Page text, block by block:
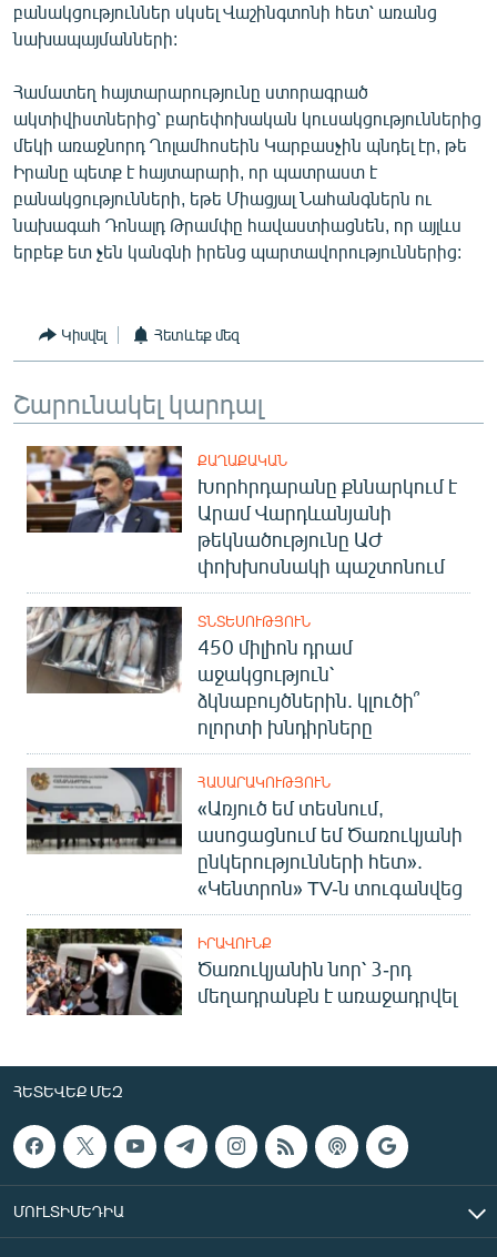
«Ազատության» բոլոր կայքերը
բանակցություններ սկսել Վաշինգտոնի հետ՝ առանց
նախապայմանների:
Համատեղ հայտարարությունը ստորագրած
ակտիվիստներից՝ բարեփոխական կուսակցություններից
մեկի առաջնորդ Ղոլամհոսեին Կարբասչին պնդել էր, թե
Իրանը պետք է հայտարարի, որ պատրաստ է
բանակցությունների, եթե Միացյալ Նահանգներն ու
նախագահ Դոնալդ Թրամփը հավաստիացնեն, որ այլևս
երբեք ետ չեն կանգնի իրենց պարտավորություններից:
Կիսվել Հետևեք մեզ
Շարունակել կարդալ
ՔԱՂԱՔԱԿԱՆ
Խորհրդարանը քննարկում է
Արամ Վարդևանյանի
թեկնածությունը ԱԺ
փոխխոսնակի պաշտոնում
ՏՆՏԵՍՈՒԹՅՈՒՆ
450 միլիոն դրամ
աջակցություն՝
ձկնաբույծներին. կլուծի՞
ոլորտի խնդիրները
ՀԱՍԱՐԱԿՈՒԹՅՈՒՆ
«Առյուծ եմ տեսնում,
ասոցացնում եմ Ծառուկյանի
ընկերությունների հետ».
«Կենտրոն» TV-ն տուգանվեց
ԻՐԱՎՈՒՆՔ
Ծառուկյանին նոր՝ 3-րդ
մեղադրանքն է առաջադրվել
ՀԵՏԵՎԵՔ ՄԵԶ
ՄՈՒԼՏԻՄԵԴԻԱ